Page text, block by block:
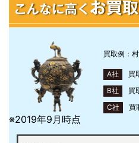
買取例：
A社 買
B社
買
C社
買
※2019年9月時点